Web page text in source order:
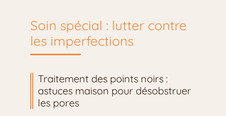
Soin spécial : lutter contre
les imperfections
Traitement des points noirs :
astuces maison pour désobstruer
les pores